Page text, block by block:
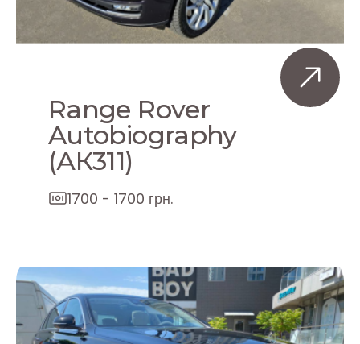
Range Rover
Autobiography
(АК311)
1700 - 1700 грн.